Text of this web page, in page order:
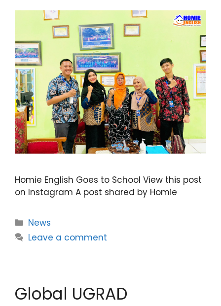
Homie English Goes to School View this post
on Instagram A post shared by Homie
News
Leave a comment
Global UGRAD